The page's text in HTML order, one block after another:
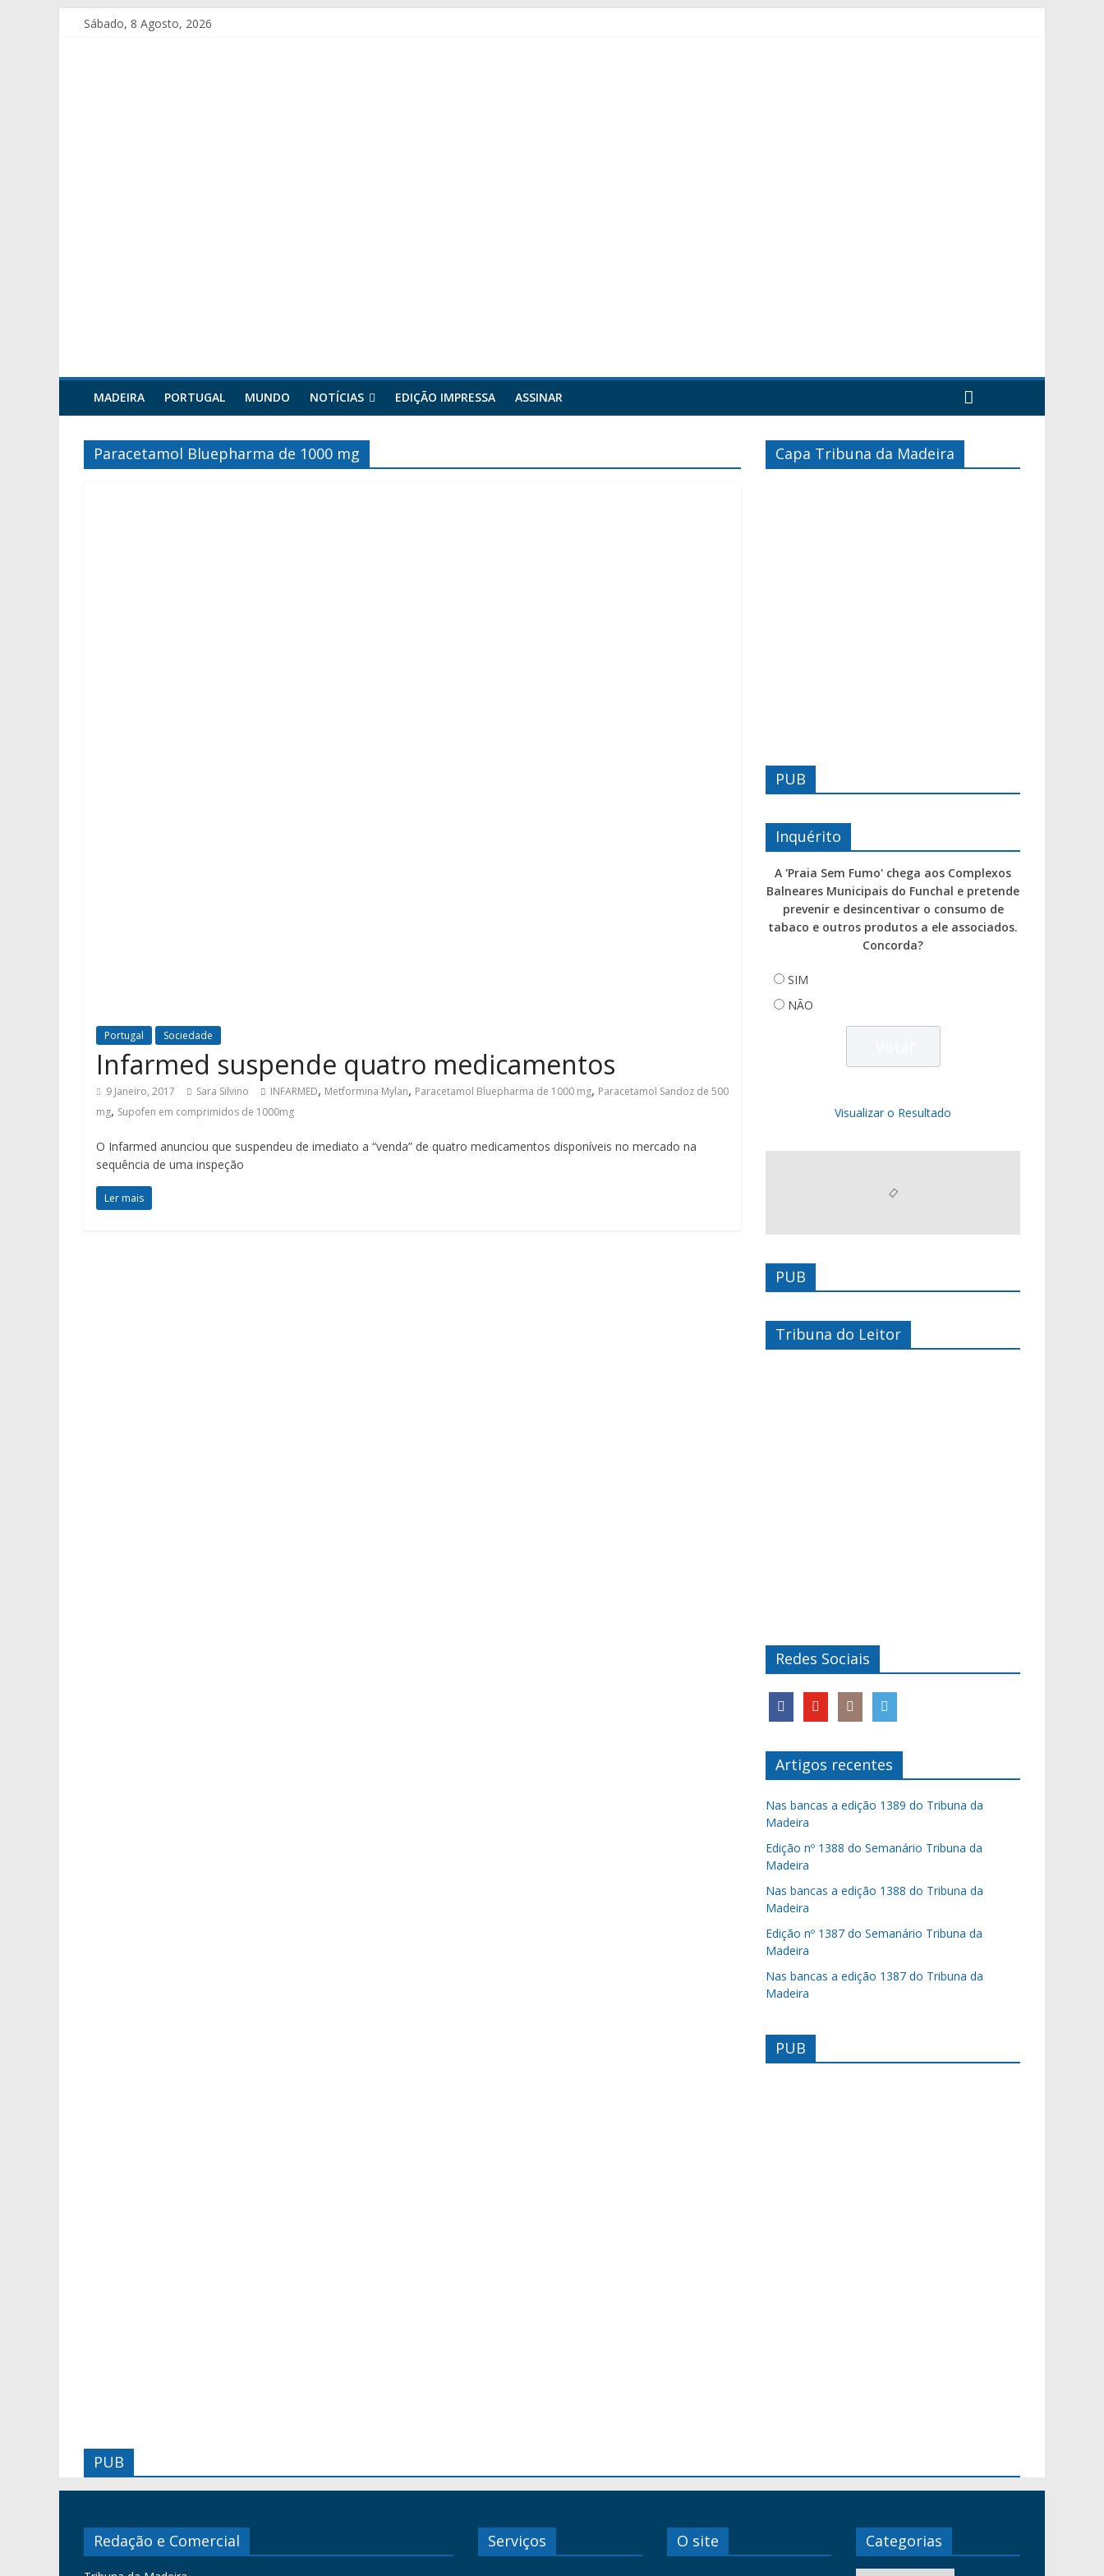
Sábado, 8 Agosto, 2026
MADEIRA PORTUGAL MUNDO NOTÍCIAS EDIÇÃO IMPRESSA ASSINAR
Paracetamol Bluepharma de 1000 mg
Portugal Sociedade
Infarmed suspende quatro medicamentos
9 Janeiro, 2017 Sara Silvino INFARMED, Metformina Mylan, Paracetamol Bluepharma de 1000 mg, Paracetamol Sandoz de 500
mg, Supofen em comprimidos de 1000mg
O Infarmed anunciou que suspendeu de imediato a “venda” de quatro medicamentos disponíveis no mercado na
sequência de uma inspeção
Ler mais
Capa Tribuna da Madeira
PUB
Inquérito
A 'Praia Sem Fumo' chega aos Complexos
Balneares Municipais do Funchal e pretende
prevenir e desincentivar o consumo de
tabaco e outros produtos a ele associados.
Concorda?
SIM
NÃO
Visualizar o Resultado
PUB
Tribuna do Leitor
Redes Sociais
Artigos recentes
Nas bancas a edição 1389 do Tribuna da
Madeira
Edição nº 1388 do Semanário Tribuna da
Madeira
Nas bancas a edição 1388 do Tribuna da
Madeira
Edição nº 1387 do Semanário Tribuna da
Madeira
Nas bancas a edição 1387 do Tribuna da
Madeira
PUB
PUB
Redação e Comercial Serviços O site Categorias